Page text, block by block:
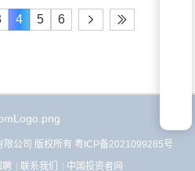
4 5 6
公司 版权所有 粤ICP备2021099285号
聘 联系我们 中国投资者网